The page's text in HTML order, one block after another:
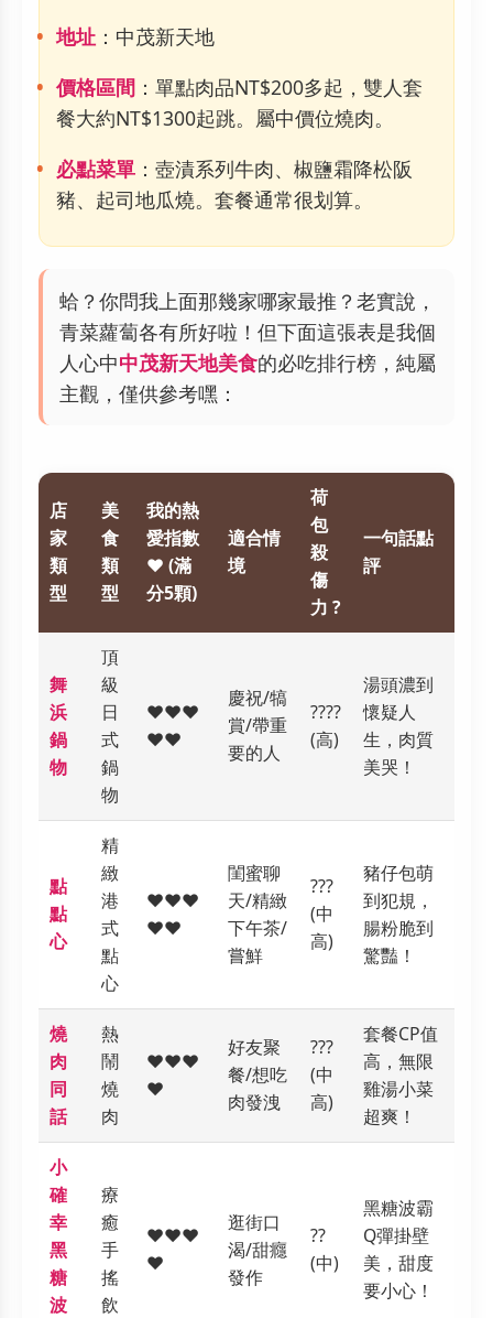
地址 ：中茂新天地
價格區間 ：單點肉品NT$200多起，雙人套
餐大約NT$1300起跳。屬中價位燒肉。
必點菜單 ：壺漬系列牛肉、椒鹽霜降松阪
豬、起司地瓜燒。套餐通常很划算。
蛤？你問我上面那幾家哪家最推？老實說，
青菜蘿蔔各有所好啦！但下面這張表是我個
人心中中茂新天地美食的必吃排行榜，純屬
主觀，僅供參考嘿：
店
家
類
型
美
食
類
型
我的熱
愛指數
❤️ (滿
分5顆)
適合情
境
荷
包
殺
傷
力 ?
一句話點
評
舞
浜
鍋
物
頂
級
日
式
鍋
物
❤️❤️❤️
❤️❤️
慶祝/犒
賞/帶重
要的人
????
(高)
湯頭濃到
懷疑人
生，肉質
美哭！
點
點
心
精
緻
港
式
點
心
❤️❤️❤️
❤️❤️
閨蜜聊
天/精緻
下午茶/
嘗鮮
???
(中
高)
豬仔包萌
到犯規，
腸粉脆到
驚豔！
燒
肉
同
話
熱
鬧
燒
肉
❤️❤️❤️
❤️
好友聚
餐/想吃
肉發洩
???
(中
高)
套餐CP值
高，無限
雞湯小菜
超爽！
小
確
幸
黑
糖
波
療
癒
手
搖
飲
❤️❤️❤️
❤️
逛街口
渴/甜癮
發作
??
(中)
黑糖波霸
Q彈掛壁
美，甜度
要小心！